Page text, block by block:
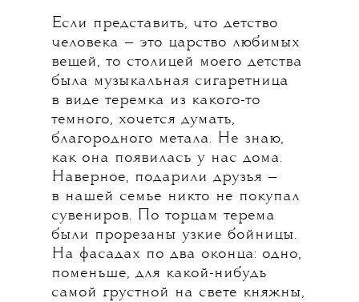
Если представить, что детство
человека — это царство любимых
вещей, то столицей моего детства
была музыкальная сигаретница
в виде теремка из какого-то
темного, хочется думать,
благородного метала. Не знаю,
как она появилась у нас дома.
Наверное, подарили друзья —
в нашей семье никто не покупал
сувениров. По торцам терема
были прорезаны узкие бойницы.
На фасадах по два оконца: одно,
поменьше, для какой-нибудь
самой грустной на свете княжны,